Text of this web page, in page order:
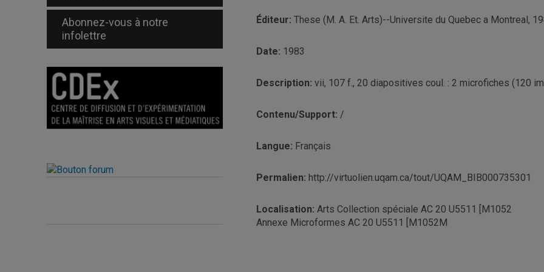
Abonnez-vous à notre
infolettre
Éditeur: These (M. A. Et. Arts)--Universite du Quebec a Montreal,
Date: 1983
Description: vii, 107 f., 20 diapositives coul. : 2 microfiches (120
Contenu/Support: /
Langue: Français
Permalien: http://virtuolien.uqam.ca/tout/UQAM_BIB000735301
Localisation: Arts Collection spéciale AC 20 U5511 [M1052
Annexe Microformes AC 20 U5511 [M1052M